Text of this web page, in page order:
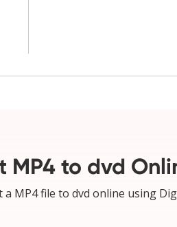
MP4 to dvd
MP4 file to dvd online using